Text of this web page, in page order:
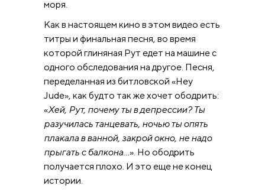
моря.
Как в настоящем кино в этом видео есть
титры и финальная песня, во время
которой глиняная Рут едет на машине с
одного обследования на другое. Песня,
переделанная из битловской «Hey
Jude», как будто так же хочет ободрить:
«Хей, Рут, почему ты в депрессии? Ты
разучилась танцевать, ночью ты опять
плакала в ванной, закрой окно, не надо
прыгать с балкона…». Но ободрить
получается плохо. И это еще не конец
истории.